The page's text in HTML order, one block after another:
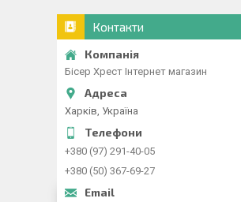
Контакти
Бісер Хрест Інтернет магазин
Харків, Україна
+380 (97) 291-40-05
+380 (50) 367-69-27